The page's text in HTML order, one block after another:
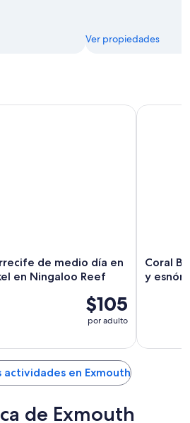
Ver propiedades
de medio día en
en Ningaloo Reef
$105
por adulto
de medio día en kayak de mar y
Coral
y
Coral By
actividades en Exmouth
de Exmouth